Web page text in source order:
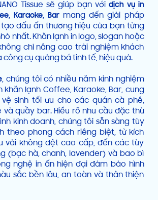
Tissue sẽ giúp bạn với dịch vụ in
Karaoke, Bar mang đến giải pháp
dấu ấn thương hiệu của bạn từng
nhất. Khăn lạnh in logo, slogan hoặc
chỉ nâng cao trải nghiệm khách
công cụ quảng bá tinh tế, hiệu quả.
, chúng tôi có nhiều năm kinh nghiệm
khăn lạnh Coffee, Karaoke, Bar, cung
sinh tối ưu cho các quán cà phê,
và quầy bar. Hiểu rõ nhu cầu đặc thù
kinh doanh, chúng tôi sẵn sàng tùy
theo phong cách riêng biệt, từ kích
vải không dệt cao cấp, đến các tùy
(bạc hà, chanh, lavender) và bao bì
nghệ in ấn hiện đại đảm bảo hình
sắc bền lâu, an toàn và thân thiện